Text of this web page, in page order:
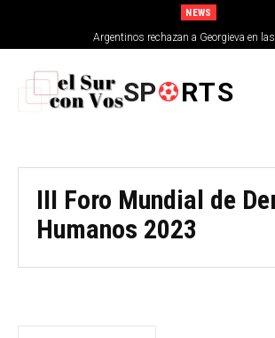
NEWS
Argentinos rechazan a Georgieva en
SP RTS
III Foro Mundial de
Humanos 2023